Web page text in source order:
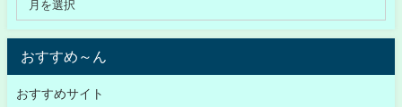
おすすめ～ん
おすすめサイト